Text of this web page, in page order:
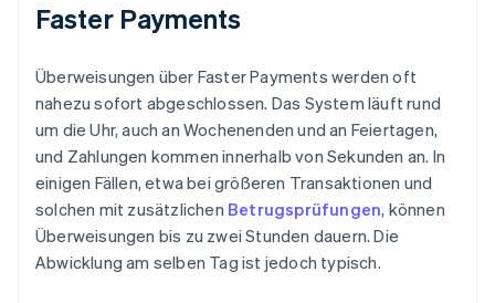
Faster Payments
Überweisungen über Faster Payments werden oft
nahezu sofort abgeschlossen. Das System läuft rund
um die Uhr, auch an Wochenenden und an Feiertagen,
und Zahlungen kommen innerhalb von Sekunden an. In
einigen Fällen, etwa bei größeren Transaktionen und
solchen mit zusätzlichen Betrugsprüfungen, können
Überweisungen bis zu zwei Stunden dauern. Die
Abwicklung am selben Tag ist jedoch typisch.